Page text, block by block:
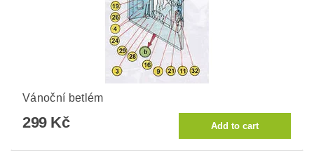
Vánoční betlém
299 Kč